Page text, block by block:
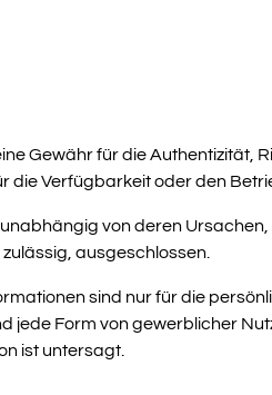
Gewähr für die Authentizität,
die Verfügbarkeit oder den
von deren
ausgeschlossen.
sind nur für die
Form von gewerblicher
ist untersagt.